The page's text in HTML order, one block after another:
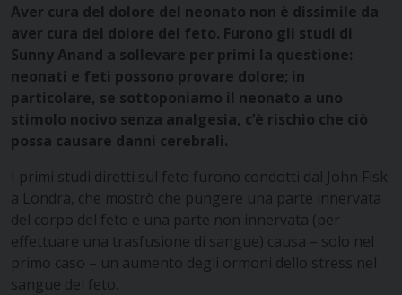
Aver cura del dolore del neonato non è dissimile da
aver cura del dolore del feto. Furono gli studi di
Sunny Anand a sollevare per primi la questione:
neonati e feti possono provare dolore; in
particolare, se sottoponiamo il neonato a uno
stimolo nocivo senza analgesia, c’è rischio che ciò
possa causare danni cerebrali.
I primi studi diretti sul feto furono condotti dal John Fisk
a Londra, che mostrò che pungere una parte innervata
del corpo del feto e una parte non innervata (per
effettuare una trasfusione di sangue) causa – solo nel
primo caso – un aumento degli ormoni dello stress nel
sangue del feto.